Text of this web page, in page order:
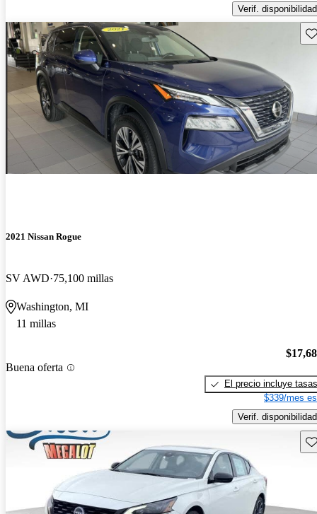
Verif. disponibilidad
2021 Nissan Rogue
SV AWD 75,100 millas
Washington, MI
11 millas
Buena oferta
El precio incluye tasas
$339/mes
Verif. disponibilidad